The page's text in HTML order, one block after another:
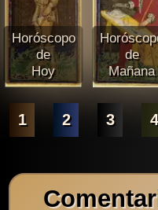
Horóscopo
de
Hoy
de
Mañana
1 2 3 4